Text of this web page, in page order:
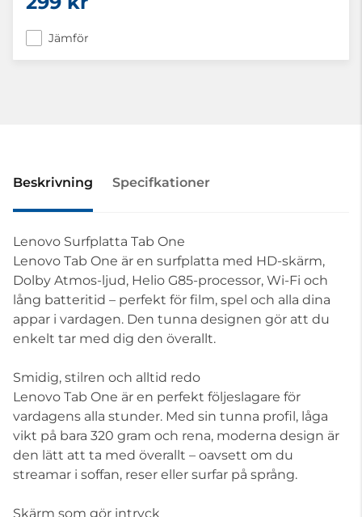
Jämför
Beskrivning Specifkationer
Lenovo Surfplatta Tab One
Lenovo Tab One är en surfplatta med HD-skärm,
Dolby Atmos-ljud, Helio G85-processor, Wi-Fi och
lång batteritid – perfekt för film, spel och alla dina
appar i vardagen. Den tunna designen gör att du
enkelt tar med dig den överallt.
Smidig, stilren och alltid redo
Lenovo Tab One är en perfekt följeslagare för
vardagens alla stunder. Med sin tunna profil, låga
vikt på bara 320 gram och rena, moderna design är
den lätt att ta med överallt – oavsett om du
streamar i soffan, reser eller surfar på språng.
Skärm som gör intryck